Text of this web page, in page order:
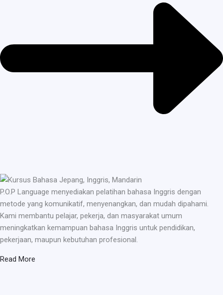
P.O.P Language menyediakan pelatihan bahasa Inggris dengan
metode yang komunikatif, menyenangkan, dan mudah dipahami.
Kami membantu pelajar, pekerja, dan masyarakat umum
meningkatkan kemampuan bahasa Inggris untuk pendidikan,
pekerjaan, maupun kebutuhan profesional.
Read More